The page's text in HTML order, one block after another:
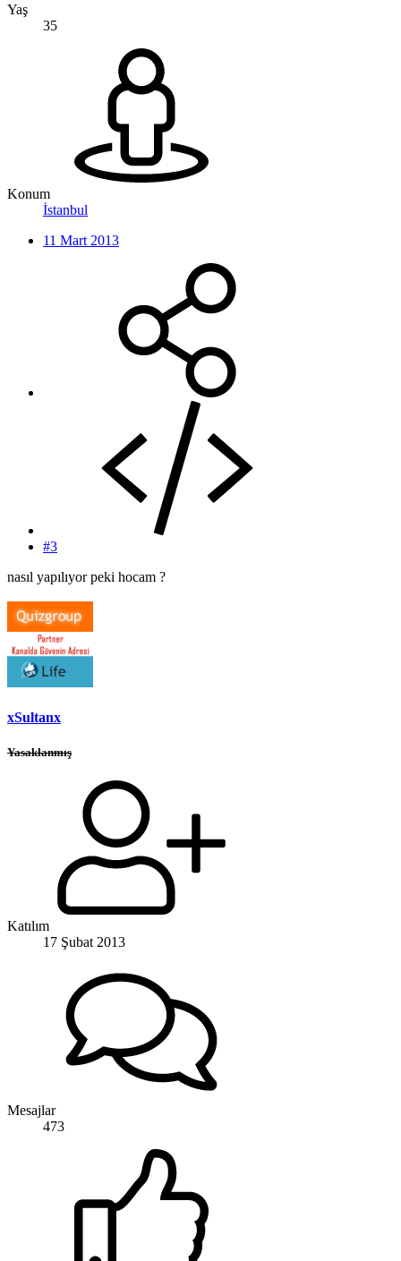
Yaş
35
Konum
İstanbul
11 Mart 2013
#3
nasıl yapılıyor peki hocam ?
xSultanx
Yasaklanmış
Katılım
17 Şubat 2013
Mesajlar
473